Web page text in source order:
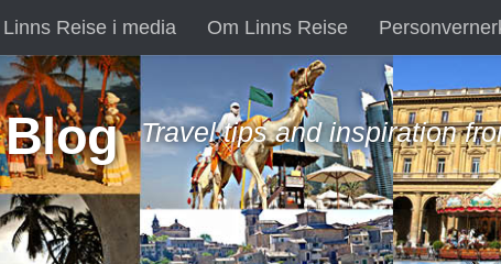
Linns Reise i media Om Linns Reise
Travel tips and inspiration